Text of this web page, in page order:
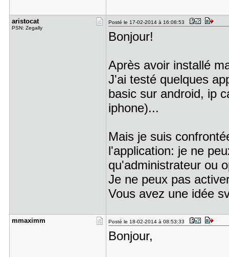
aristocat
PSN: Zegally
Posté le 17-02-2014 à 16:08:53
Bonjour!
Après avoir installé
J'ai testé quelques
basic sur android, ip
iphone)...
Mais je suis
l'application: je ne
qu'administrateur ou
Je ne peux pas
Vous avez une idée
mmaximm Posté le 18-02-2014 à 08:53:33
Bonjour,